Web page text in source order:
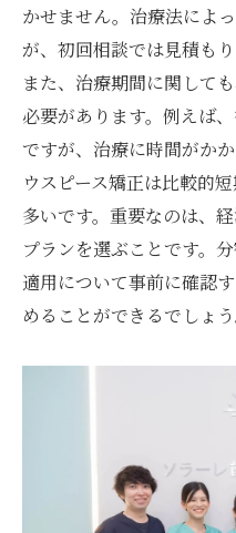
かせません。治療法によ
が、初回相談では見積も
また、治療期間に関して
必要があります。例えば
ですが、治療に時間がか
ウスピース矯正は比較的
多いです。重要なのは、
プランを選ぶことです。
適用について事前に確認
めることができるでしょう